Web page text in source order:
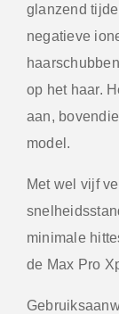
glanzend
negatieve
op het haar.
aan,
model.
Met wel vijf
minimale
de Max Pro